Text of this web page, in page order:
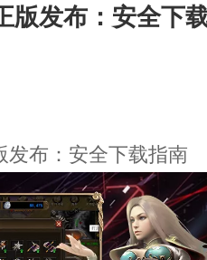
版发布：安全下
发布：安全下载指南